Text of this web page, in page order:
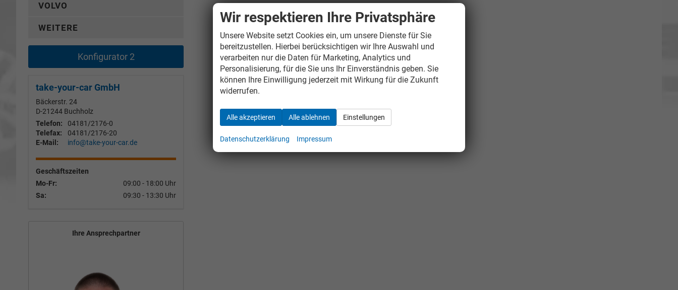
VOLVO
WEITERE
Konfigurator 2
take-your-car GmbH
Bäckerstr. 24
D-21244 Buchholz
Telefon:
04181/2176-0
Telefax:
04181/2176-20
E-Mail:
info@take-your-car.de
Geschäftszeiten
Mo-Fr:
09:00 - 18:00 Uhr
Sa:
09:30 - 13:30 Uhr
Ihre Ansprechpartner
Wir respektieren Ihre Privatsphäre
Unsere Website setzt Cookies ein, um unsere Dienste für Sie
bereitzustellen. Hierbei berücksichtigen wir Ihre Auswahl und
verarbeiten nur die Daten für Marketing, Analytics und
Personalisierung, für die Sie uns Ihr Einverständnis geben. Sie
können Ihre Einwilligung jederzeit mit Wirkung für die Zukunft
widerrufen.
Alle akzeptieren Alle ablehnen Einstellungen
Datenschutzerklärung Impressum